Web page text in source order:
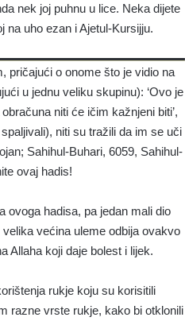
nek joj puhnu u lice. Neka dijete
na uho ezan i Ajetul-Kursijju.
pričajući o onome što je vidio na
u jednu veliku skupinu): ‘Ovo je
niti će ičim kažnjeni biti’,
niti su tražili da im se uči
Sahihul-Buhari, 6059, Sahihul-
ovaj hadis!
ovoga hadisa, pa jedan mali dio
većina uleme odbija ovakvo
Allaha koji daje bolest i lijek.
rukje koju su korisitili
razne vrste rukje, kako bi otklonili